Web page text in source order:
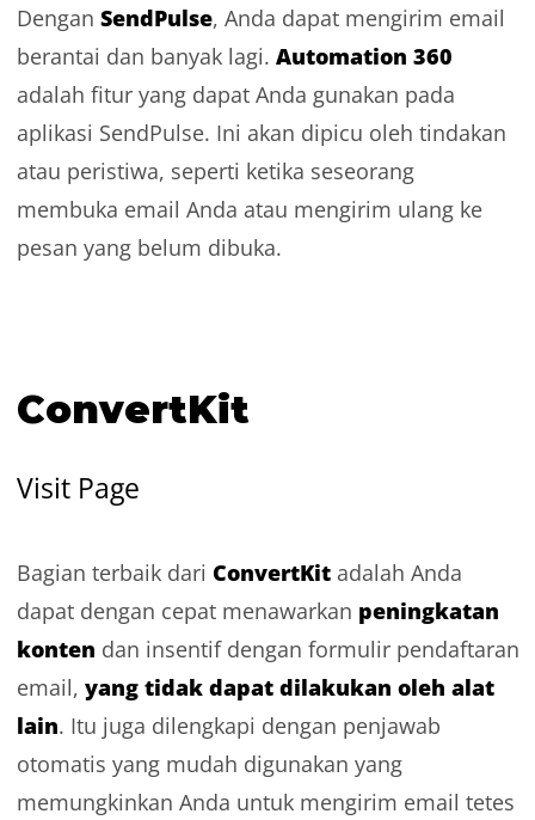
Dengan SendPulse, Anda dapat mengirim email
berantai dan banyak lagi. Automation 360
adalah fitur yang dapat Anda gunakan pada
aplikasi SendPulse. Ini akan dipicu oleh tindakan
atau peristiwa, seperti ketika seseorang
membuka email Anda atau mengirim ulang ke
pesan yang belum dibuka.
ConvertKit
Visit Page
Bagian terbaik dari ConvertKitadalah Anda
dapat dengan cepat menawarkan peningkatan
konten dan insentif dengan formulir pendaftaran
email, yang tidak dapat dilakukan oleh alat
lain. Itu juga dilengkapi dengan penjawab
otomatis yang mudah digunakan yang
memungkinkan Anda untuk mengirim email tetes